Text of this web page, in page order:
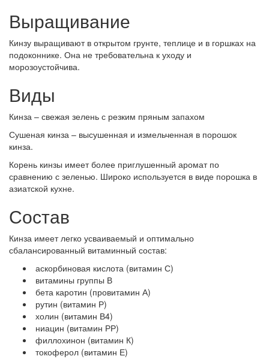
Выращивание
Кинзу выращивают в открытом грунте, теплице и в горшках на
подоконнике. Она не требовательна к уходу и
морозоустойчива.
Виды
Кинза – свежая зелень с резким пряным запахом
Сушеная кинза – высушенная и измельченная в порошок
кинза.
Корень кинзы имеет более приглушенный аромат по
сравнению с зеленью. Широко используется в виде порошка в
азиатской кухне.
Состав
Кинза имеет легко усваиваемый и оптимально
сбалансированный витаминный состав:
аскорбиновая кислота (витамин С)
витамины группы В
бета каротин (провитамин А)
рутин (витамин Р)
холин (витамин В4)
ниацин (витамин РР)
филлохинон (витамин К)
токоферол (витамин Е)